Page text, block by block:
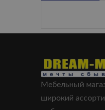
Мебельный
широкий